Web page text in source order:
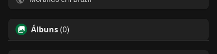
Álbuns(0)